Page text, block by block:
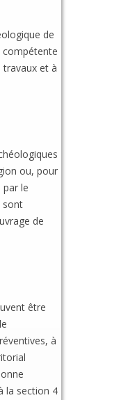
de
compétente
travaux et à
ou, pour
le
sont
de
être
à
la section 4